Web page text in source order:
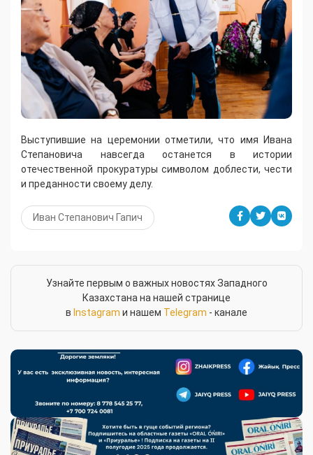
Выступившие на церемонии отметили, что имя Ивана
Степановича навсегда останется в истории
отечественной прокуратуры символом доблести, чести
и преданности своему делу.
Иван Степанович Гапич
Узнайте первым о важных новостях Западного
Казахстана на нашей странице
в Instagram и нашем Telegram - канале